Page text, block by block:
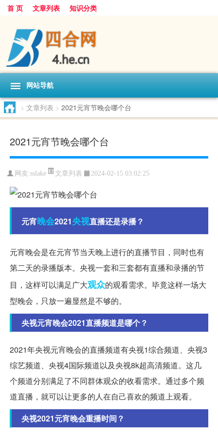
首 页 文章列表 知识分类
网站导航
> 文章列表 > 2021元宵节晚会哪个台
2021元宵节晚会哪个台
网友:sslake 文章列表 2024-02-15 03:02:25
元宵晚会2021央视直播还是录播？
元宵晚会是在元宵节当天晚上进行的直播节目，同时也有
第二天的录播版本。央视一套和三套都有直播和录播的节
目，这样可以满足广大观众的观看需求。毕竟这样一场大
型晚会，只放一遍显然是不够的。
央视元宵晚会2021直播频道是哪个？
2021年央视元宵晚会的直播频道有央视1综合频道、央视3
综艺频道、央视4国际频道以及央视8k超高清频道。这几
个频道分别满足了不同群体观众的收看需求。通过多个频
道直播，就可以让更多的人在自己喜欢的频道上观看。
央视2021元宵晚会重播时间？